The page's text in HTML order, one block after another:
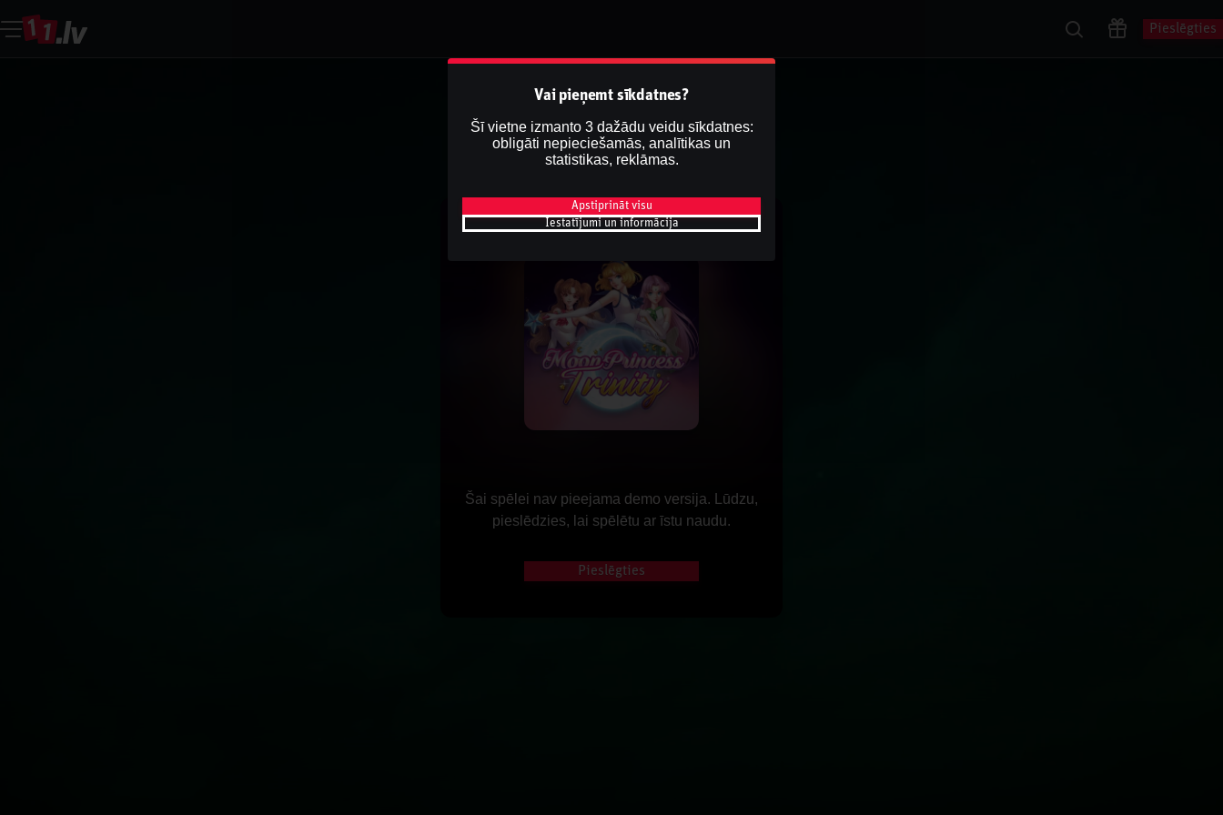
Pieslēgties
Šai spēlei nav pieejama demo versija. Lūdzu,
pieslēdzies, lai spēlētu ar īstu naudu.
Pieslēgties
Vai pieņemt sīkdatnes?
Šī vietne izmanto 3 dažādu veidu sīkdatnes:
obligāti nepieciešamās, analītikas un
statistikas, reklāmas.
Apstiprināt visu
Iestatījumi un informācija